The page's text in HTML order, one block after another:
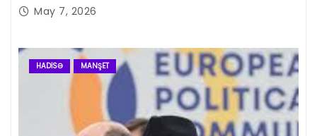
May 7, 2026
HADISƏ MANŞET